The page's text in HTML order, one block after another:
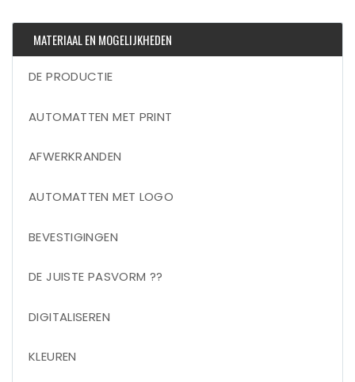
MATERIAAL EN MOGELIJKHEDEN
DE PRODUCTIE
AUTOMATTEN MET PRINT
AFWERKRANDEN
AUTOMATTEN MET LOGO
BEVESTIGINGEN
DE JUISTE PASVORM ??
DIGITALISEREN
KLEUREN